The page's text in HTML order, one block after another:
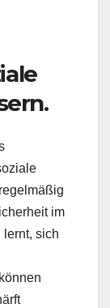
im
lernt, sich